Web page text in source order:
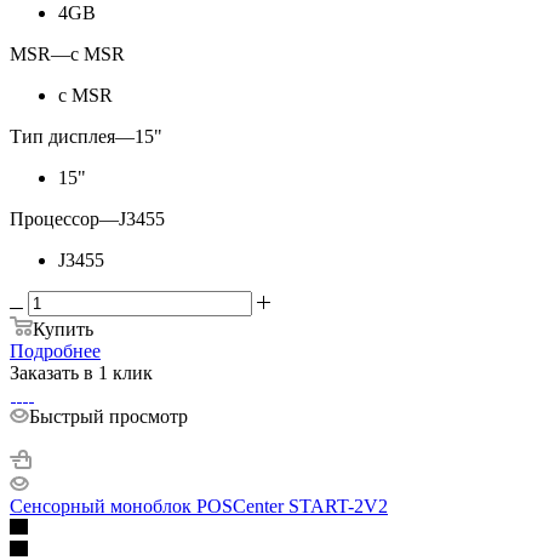
4GB
MSR—с MSR
с MSR
Тип дисплея—15"
15"
Процессор—J3455
J3455
Купить
Подробнее
Заказать в 1 клик
Быстрый просмотр
Сенсорный моноблок POSCenter START-2V2